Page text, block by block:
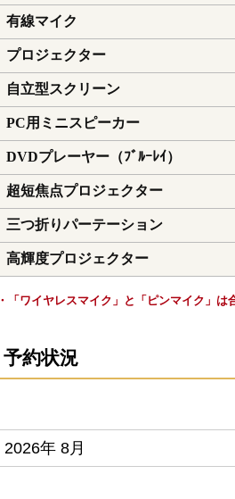
有線マイク
プロジェクター
自立型スクリーン
PC用ミニスピーカー
DVDプレーヤー（ﾌﾞﾙｰﾚｲ）
超短焦点プロジェクター
三つ折りパーテーション
高輝度プロジェクター
・「ワイヤレスマイク」と「ピンマイク」は
予約状況